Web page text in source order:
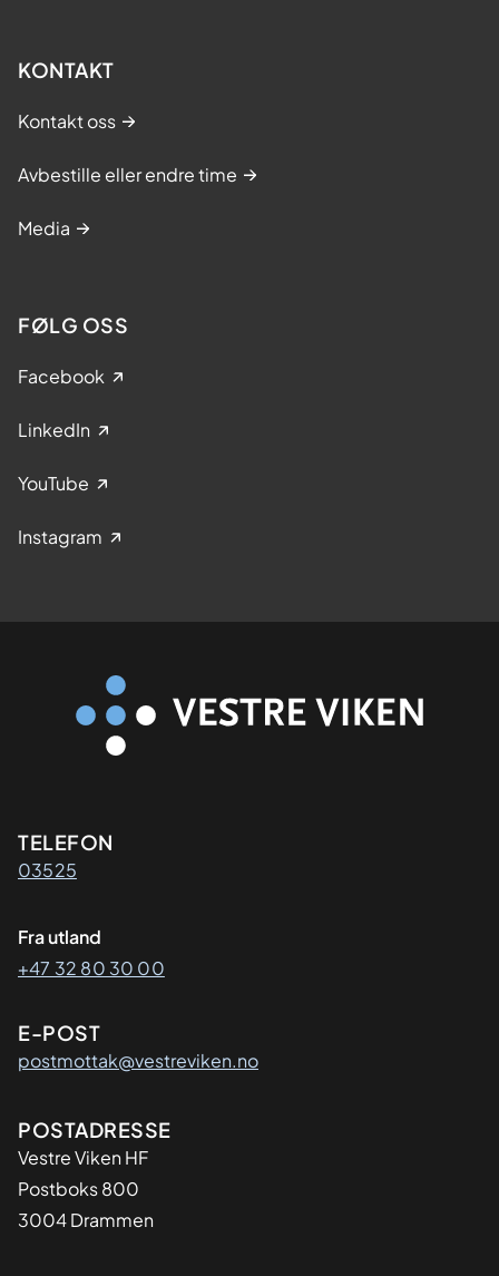
KONTAKT
Kontakt oss
Avbestille eller endre time
Media
FØLG OSS
Facebook
LinkedIn
YouTube
Instagram
Kontaktinformasjon
TELEFON
03525
Fra utland
+47 32 80 30 00
E-POST
postmottak@vestreviken.no
Adresse
POSTADRESSE
Vestre Viken HF
Postboks 800
3004 Drammen